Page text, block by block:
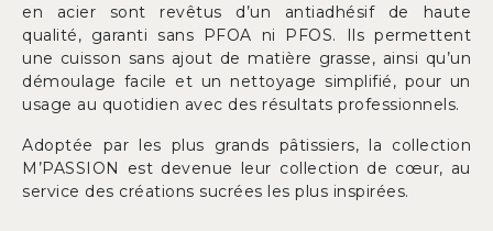
en acier sont revêtus d’un antiadhésif de haute
qualité, garanti sans PFOA ni PFOS. Ils permettent
une cuisson sans ajout de matière grasse, ainsi qu’un
démoulage facile et un nettoyage simplifié, pour un
usage au quotidien avec des résultats professionnels.
Adoptée par les plus grands pâtissiers, la collection
M’PASSION est devenue leur collection de cœur, au
service des créations sucrées les plus inspirées.